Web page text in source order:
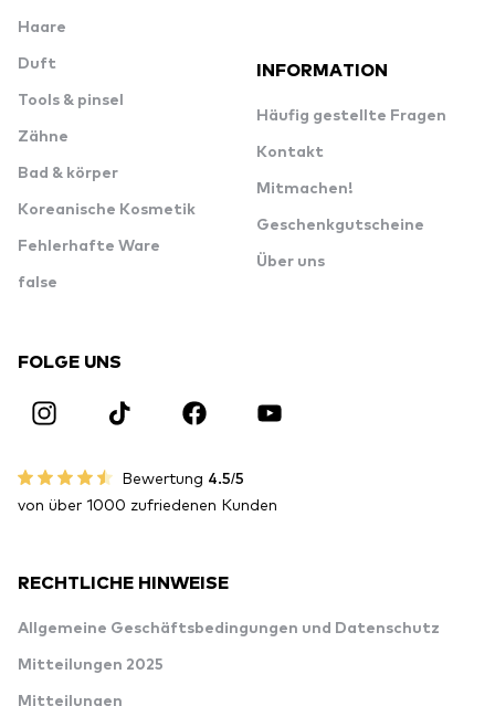
Haare
Duft
Tools & pinsel
Zähne
Bad & körper
Koreanische Kosmetik
Fehlerhafte Ware
false
INFORMATION
Häufig gestellte Fragen
Kontakt
Mitmachen!
Geschenkgutscheine
Über uns
FOLGE UNS
Bewertung 4.5/5
von über 1000 zufriedenen Kunden
RECHTLICHE HINWEISE
Allgemeine Geschäftsbedingungen und Datenschutz
Mitteilungen 2025
Mitteilungen